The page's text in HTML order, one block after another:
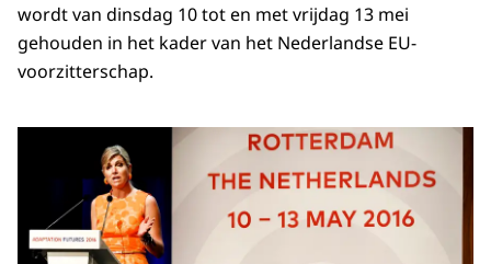
wordt van dinsdag 10 tot en met vrijdag 13 mei
gehouden in het kader van het Nederlandse EU-
voorzitterschap.